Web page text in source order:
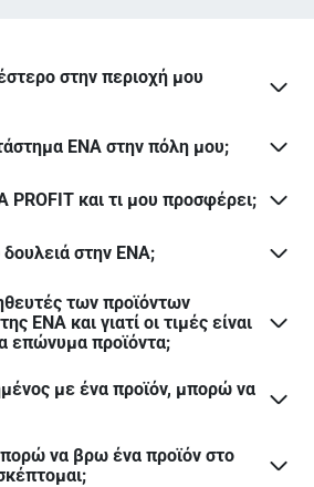
στην περιοχή μου
ΕΝΑ στην πόλη μου;
PROFIT και τι μου προσφέρει;
στην ΕΝΑ;
των προϊόντων
ΕΝΑ και γιατί οι τιμές είναι
επώνυμα προϊόντα;
με ένα προϊόν, μπορώ να
να βρω ένα προϊόν στο